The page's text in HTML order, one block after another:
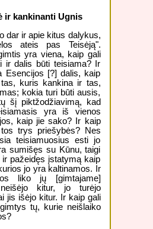
ir kankinanti Ugnis
dar ir apie kitus dalykus,
ateis pas Teisėją".
yra viena, kaip gali
ir dalis būti teisiama? Ir
Esencijos [?] dalis, kaip
kuris kankina ir tas,
kokia turi būti ausis,
šį piktžodžiavimą, kad
yra iš vienos
kaip jie sako? Ir kaip
trys priešybės? Nes
teisiamuosius esti jo
sumišęs su Kūnu, taigi
pažeidęs įstatymą kaip
jo yra kaltinamos. Ir
liko jų [gimtajame]
kitur, jo turėjo
jis išėjo kitur. Ir kaip gali
tų, kurie neišlaiko